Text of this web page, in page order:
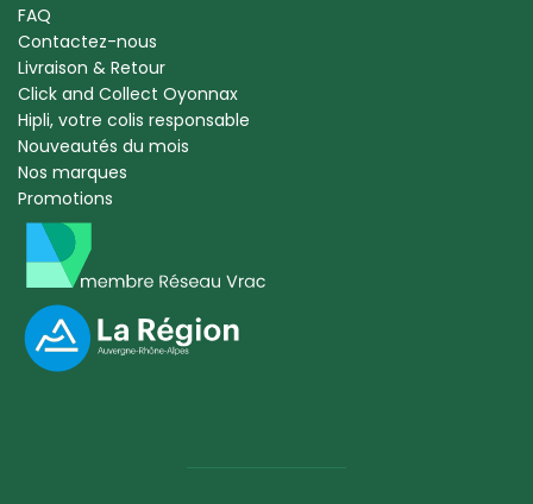
FAQ
Contactez-nous
Livraison & Retour
Click and Collect Oyonnax
Hipli, votre colis responsable
Nouveautés du mois
Nos marques
Promotions